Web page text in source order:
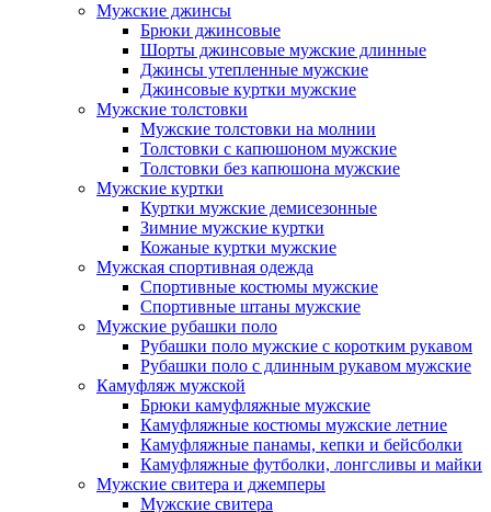
Мужские джинсы
Брюки джинсовые
Шорты джинсовые мужские длинные
Джинсы утепленные мужские
Джинсовые куртки мужские
Мужские толстовки
Мужские толстовки на молнии
Толстовки с капюшоном мужские
Толстовки без капюшона мужские
Мужские куртки
Куртки мужские демисезонные
Зимние мужские куртки
Кожаные куртки мужские
Мужская спортивная одежда
Спортивные костюмы мужские
Спортивные штаны мужские
Мужские рубашки поло
Рубашки поло мужские с коротким рукавом
Рубашки поло с длинным рукавом мужские
Камуфляж мужской
Брюки камуфляжные мужские
Камуфляжные костюмы мужские летние
Камуфляжные панамы, кепки и бейсболки
Камуфляжные футболки, лонгсливы и майки
Мужские свитера и джемперы
Мужские свитера